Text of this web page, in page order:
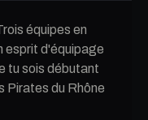
équipes en
esprit d'équipage
tu sois débutant
Pirates du Rhône